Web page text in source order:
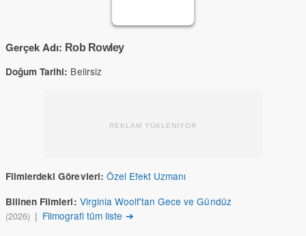
Gerçek Adı: Rob Rowley
Doğum Tarihi: Belirsiz
REKLAM YÜKLENİYOR
Filmlerdeki Görevleri: Özel Efekt Uzmanı
Bilinen Filmleri: Virginia Woolf'tan Gece ve Gündüz
(2026) | Filmografi tüm liste ➔